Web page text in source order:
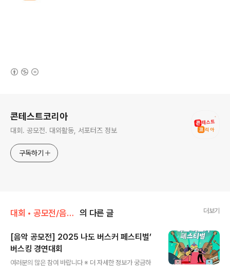
콘테스트코리아
대회. 공모전. 대외활동, 서포터즈 정보
구독하기
대회 • 공모전/음악 • 가요 • 댄스 의 다른 글 더보기
[음악 공모전] 2025 나도 버스커 페스티벌’
버스킹 경연대회
여러분의 많은 참여 바랍니다 ※ 더 자세한 정보가 궁금하